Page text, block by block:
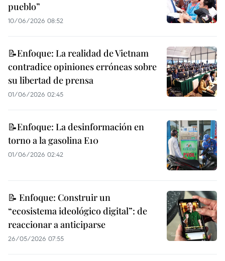
pueblo”
10/06/2026 08:52
📝Enfoque: La realidad de Vietnam
contradice opiniones erróneas sobre
su libertad de prensa
01/06/2026 02:45
📝Enfoque: La desinformación en
torno a la gasolina E10
01/06/2026 02:42
📝 Enfoque: Construir un
“ecosistema ideológico digital”: de
reaccionar a anticiparse
26/05/2026 07:55